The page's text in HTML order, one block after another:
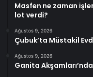
Masfen ne zaman
lot verdi?
Ağustos 9, 2026
Çubuk’ta Müstakil
Ağustos 9, 2026
Ganita